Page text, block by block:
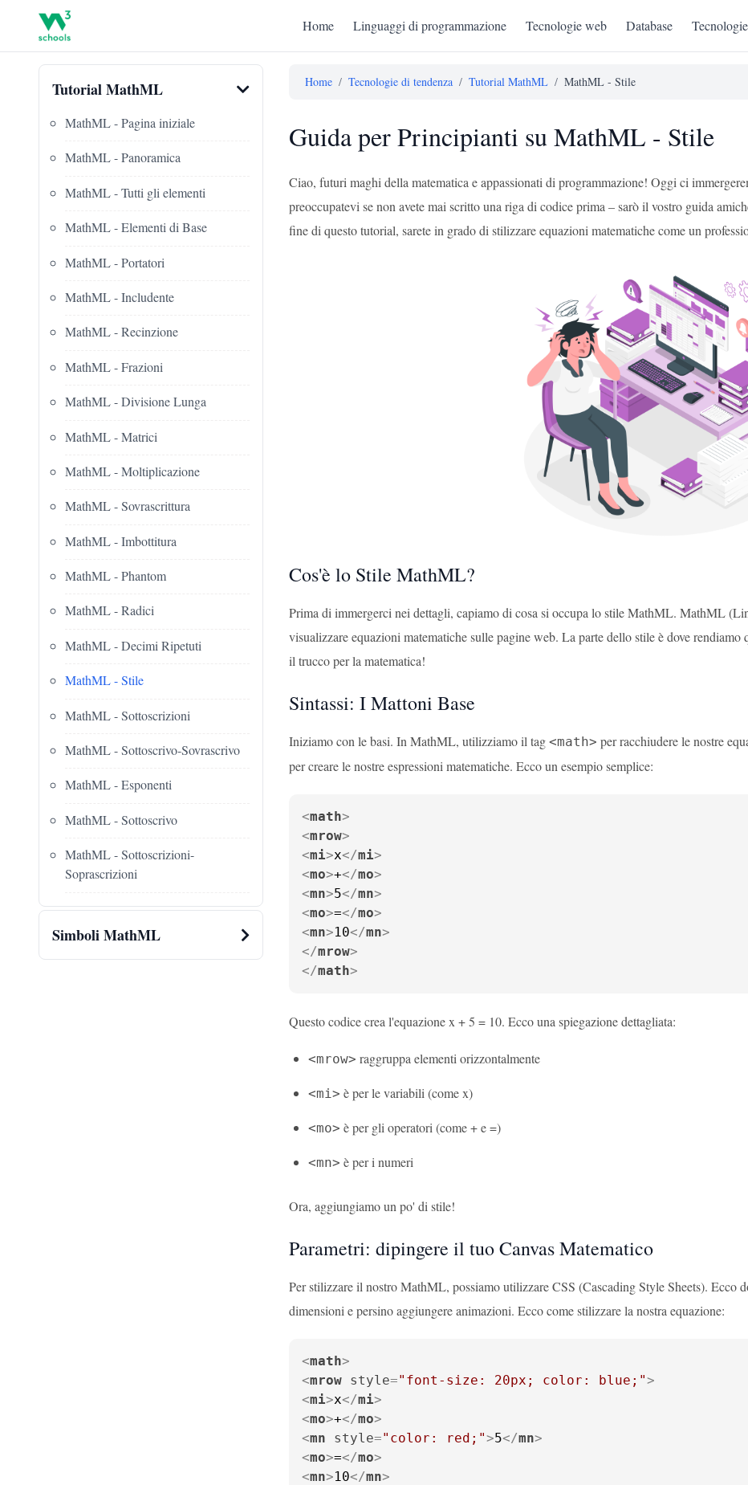
Home Linguaggi di programmazione Tecnologie web Database
Tutorial MathML
MathML - Pagina iniziale
MathML - Panoramica
MathML - Tutti gli elementi
MathML - Elementi di Base
MathML - Portatori
MathML - Includente
MathML - Recinzione
MathML - Frazioni
MathML - Divisione Lunga
MathML - Matrici
MathML - Moltiplicazione
MathML - Sovrascrittura
MathML - Imbottitura
MathML - Phantom
MathML - Radici
MathML - Decimi Ripetuti
MathML - Stile
MathML - Sottoscrizioni
MathML - Sottoscrivo-Sovrascrivo
MathML - Esponenti
MathML - Sottoscrivo
MathML - Sottoscrizioni-
Soprascrizioni
Simboli MathML
Home / Tecnologie di tendenza / Tutorial MathML / MathML - Stile
Guida per Principianti su MathML - Stile
Ciao, futuri maghi della matematica e appassionati di programmazione! Oggi ci
preoccupatevi se non avete mai scritto una riga di codice prima – sarò il vostro guida
fine di questo tutorial, sarete in grado di stilizzare equazioni matematiche come un
Cos'è lo Stile MathML?
Prima di immergerci nei dettagli, capiamo di cosa si occupa lo stile MathML. MathML
visualizzare equazioni matematiche sulle pagine web. La parte dello stile è dove
il trucco per la matematica!
Sintassi: I Mattoni Base
Iniziamo con le basi. In MathML, utilizziamo il tag <math> per racchiudere le nostre
per creare le nostre espressioni matematiche. Ecco un esempio semplice:
<math>
<mrow>
<mi>x</mi>
<mo>+</mo>
<mn>5</mn>
<mo>=</mo>
<mn>10</mn>
</mrow>
</math>
Questo codice crea l'equazione x + 5 = 10. Ecco una spiegazione dettagliata:
<mrow> raggruppa elementi orizzontalmente
<mi> è per le variabili (come x)
<mo> è per gli operatori (come + e =)
<mn> è per i numeri
Ora, aggiungiamo un po' di stile!
Parametri: dipingere il tuo Canvas Matematico
Per stilizzare il nostro MathML, possiamo utilizzare CSS (Cascading Style Sheets). Ecco
dimensioni e persino aggiungere animazioni. Ecco come stilizzare la nostra equazione:
<math>
<mrow style="font-size: 20px; color: blue;">
<mi>x</mi>
<mo>+</mo>
<mn style="color: red;">5</mn>
<mo>=</mo>
<mn>10</mn>